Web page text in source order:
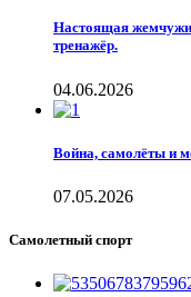
Настоящая
тренажёр.
04.06.2026
Война, самолёты и
07.05.2026
Самолетный спорт